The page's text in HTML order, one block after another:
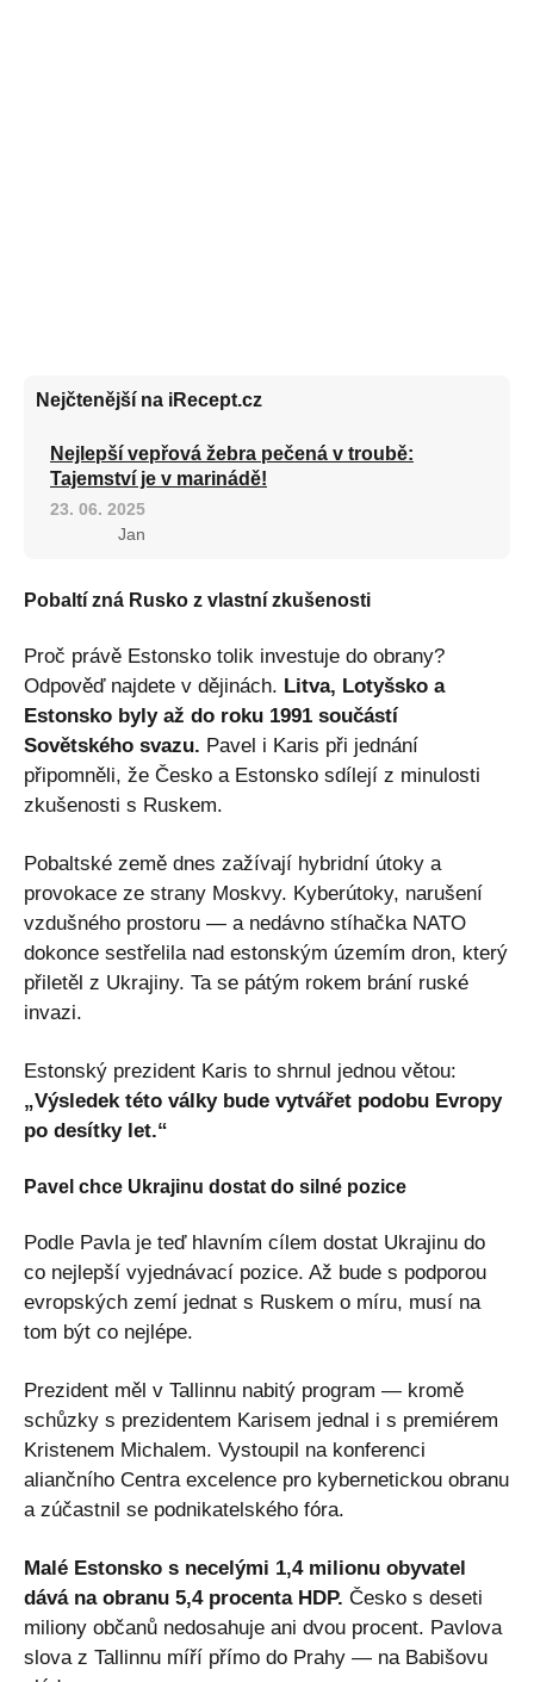
Nejčtenější na iRecept.cz
Nejlepší vepřová žebra pečená v troubě:
Tajemství je v marinádě!
23. 06. 2025
Jan
Pobaltí zná Rusko z vlastní zkušenosti
Proč právě Estonsko tolik investuje do obrany?
Odpověď najdete v dějinách. Litva, Lotyšsko a
Estonsko byly až do roku 1991 součástí
Sovětského svazu. Pavel i Karis při jednání
připomněli, že Česko a Estonsko sdílejí z minulosti
zkušenosti s Ruskem.
Pobaltské země dnes zažívají hybridní útoky a
provokace ze strany Moskvy. Kyberútoky, narušení
vzdušného prostoru — a nedávno stíhačka NATO
dokonce sestřelila nad estonským územím dron, který
přiletěl z Ukrajiny. Ta se pátým rokem brání ruské
invazi.
Estonský prezident Karis to shrnul jednou větou:
„Výsledek této války bude vytvářet podobu Evropy
po desítky let.“
Pavel chce Ukrajinu dostat do silné pozice
Podle Pavla je teď hlavním cílem dostat Ukrajinu do
co nejlepší vyjednávací pozice. Až bude s podporou
evropských zemí jednat s Ruskem o míru, musí na
tom být co nejlépe.
Prezident měl v Tallinnu nabitý program — kromě
schůzky s prezidentem Karisem jednal i s premiérem
Kristenem Michalem. Vystoupil na konferenci
aliančního Centra excelence pro kybernetickou obranu
a zúčastnil se podnikatelského fóra.
Malé Estonsko s necelými 1,4 milionu obyvatel
dává na obranu 5,4 procenta HDP. Česko s deseti
miliony občanů nedosahuje ani dvou procent. Pavlova
slova z Tallinnu míří přímo do Prahy — na Babišovu